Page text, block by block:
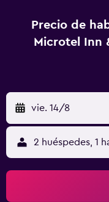
Precio de
Microtel Inn
vie. 14/8
2 huéspedes, 1